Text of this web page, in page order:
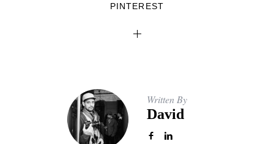
PINTEREST
Written By
David